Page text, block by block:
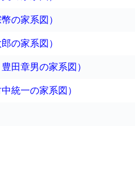
の家系図）
の家系図）
田章男の家系図）
統一の家系図）